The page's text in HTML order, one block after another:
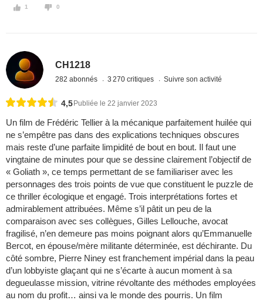
1 0
CH1218
282 abonnés 3 270 critiques Suivre son activité
4,5 Publiée le 22 janvier 2023
Un film de Frédéric Tellier à la mécanique parfaitement huilée qui
ne s’empêtre pas dans des explications techniques obscures
mais reste d’une parfaite limpidité de bout en bout. Il faut une
vingtaine de minutes pour que se dessine clairement l’objectif de
« Goliath », ce temps permettant de se familiariser avec les
personnages des trois points de vue que constituent le puzzle de
ce thriller écologique et engagé. Trois interprétations fortes et
admirablement attribuées. Même s’il pâtit un peu de la
comparaison avec ses collègues, Gilles Lellouche, avocat
fragilisé, n’en demeure pas moins poignant alors qu’Emmanuelle
Bercot, en épouse/mère militante déterminée, est déchirante. Du
côté sombre, Pierre Niney est franchement impérial dans la peau
d’un lobbyiste glaçant qui ne s’écarte à aucun moment à sa
degueulasse mission, vitrine révoltante des méthodes employées
au nom du profit… ainsi va le monde des pourris. Un film